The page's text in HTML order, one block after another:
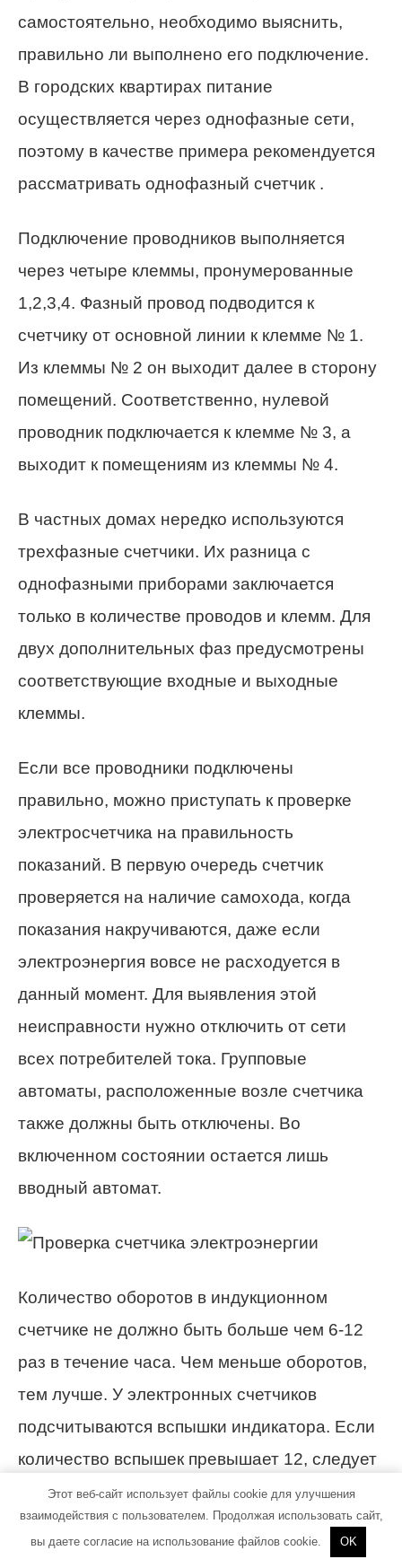
самостоятельно, необходимо выяснить,
правильно ли выполнено его подключение.
В городских квартирах питание
осуществляется через однофазные сети,
поэтому в качестве примера рекомендуется
рассматривать однофазный счетчик .
Подключение проводников выполняется
через четыре клеммы, пронумерованные
1,2,3,4. Фазный провод подводится к
счетчику от основной линии к клемме № 1.
Из клеммы № 2 он выходит далее в сторону
помещений. Соответственно, нулевой
проводник подключается к клемме № 3, а
выходит к помещениям из клеммы № 4.
В частных домах нередко используются
трехфазные счетчики. Их разница с
однофазными приборами заключается
только в количестве проводов и клемм. Для
двух дополнительных фаз предусмотрены
соответствующие входные и выходные
клеммы.
Если все проводники подключены
правильно, можно приступать к проверке
электросчетчика на правильность
показаний. В первую очередь счетчик
проверяется на наличие самохода, когда
показания накручиваются, даже если
электроэнергия вовсе не расходуется в
данный момент. Для выявления этой
неисправности нужно отключить от сети
всех потребителей тока. Групповые
автоматы, расположенные возле счетчика
также должны быть отключены. Во
включенном состоянии остается лишь
вводный автомат.
Количество оборотов в индукционном
счетчике не должно быть больше чем 6-12
раз в течение часа. Чем меньше оборотов,
тем лучше. У электронных счетчиков
подсчитываются вспышки индикатора. Если
количество вспышек превышает 12, следует
переходить к более серьезным методам
проверки.
Этот веб-сайт использует файлы cookie для улучшения
взаимодействия с пользователем. Продолжая использовать сайт,
вы даете согласие на использование файлов cookie.
OK